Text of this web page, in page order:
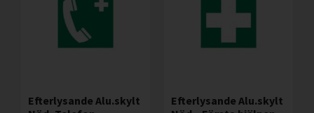
Efterlysande Alu.skylt
Efterlysande Alu.skylt